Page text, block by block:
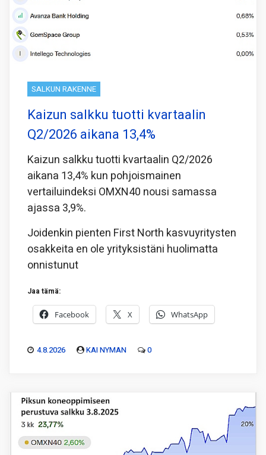
SALKUN RAKENNE
Kaizun salkku tuotti kvartaalin
Q2/2026 aikana 13,4%
Kaizun salkku tuotti kvartaalin Q2/2026
aikana 13,4% kun pohjoismainen
vertailuindeksi OMXN40 nousi samassa
ajassa 3,9%.
Joidenkin pienten First North kasvuyritysten
osakkeita en ole yrityksistäni huolimatta
onnistunut
Jaa tämä:
Facebook X WhatsApp
4.8.2026 KAI NYMAN 0